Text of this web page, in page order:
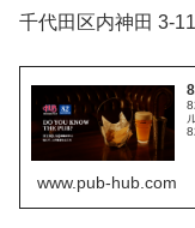
千代田区内神田 3-
www.pub-hub.com